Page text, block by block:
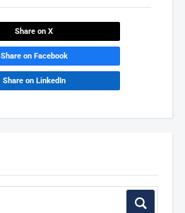
Share on X
Share on Facebook
Share on LinkedIn